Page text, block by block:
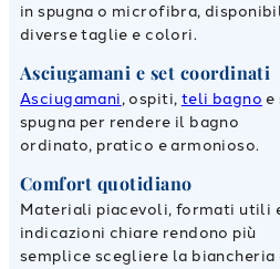
in spugna o microfibra,
diverse taglie e colori.
Asciugamani e set coordinati
Asciugamani, ospiti, teli bagno e
spugna per rendere il bagno
ordinato, pratico e armonioso.
Comfort quotidiano
Materiali piacevoli, formati utili
indicazioni chiare rendono più
semplice scegliere la biancheria